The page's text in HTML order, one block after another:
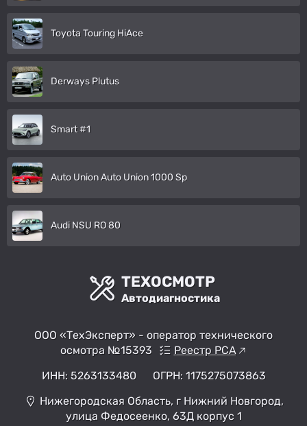
Toyota Touring HiAce
Derways Plutus
Smart #1
Auto Union Auto Union 1000 Sp
Audi NSU RO 80
ТЕХОСМОТР
Автодиагностика
ООО «ТехЭксперт» - оператор технического
осмотра №15393
Реестр РСА
ИНН: 5263133480
ОГРН: 1175275073863
Нижегородская Область, г Нижний Новгород,
улица Федосеенко, 63Д корпус 1